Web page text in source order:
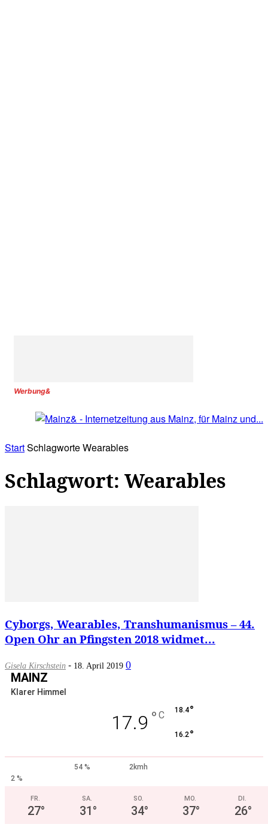
Werbung&
StartSchlagworteWearables
Schlagwort: Wearables
Cyborgs, Wearables, Transhumanismus – 44.
Open Ohr an Pfingsten 2018 widmet...
Gisela Kirschstein - 18. April 2019 0
MAINZ
Klarer Himmel
17.9 ° C 18.4°
16.2°
54 %
2kmh
2 %
FR.
27°
SA.
31°
SO.
34°
MO.
37°
DI.
26°